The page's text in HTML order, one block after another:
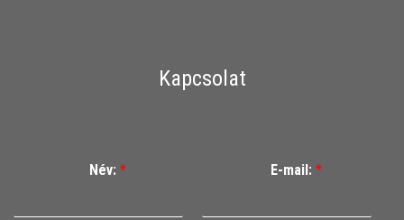
Kapcsolat
Név: * E-mail: *